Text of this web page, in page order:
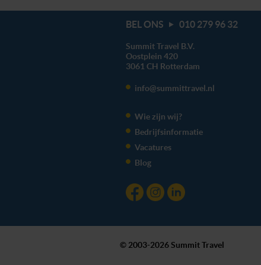
BEL ONS 010 279 96 32
Summit Travel B.V.
Oostplein 420
3061 CH Rotterdam
info@summittravel.nl
Wie zijn wij?
Bedrijfsinformatie
Vacatures
Blog
© 2003-2026 Summit Travel